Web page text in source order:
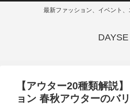
最新ファッション、イベント、
DAYSE
【アウター20種類解説
ョン 春秋アウターのバ